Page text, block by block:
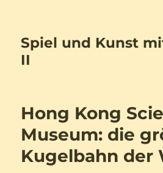
Spiel und Kunst
II
Hong Kong
Museum: die
Kugelbahn der